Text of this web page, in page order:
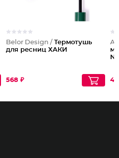
Belor Design / Термотушь
для ресниц ХАКИ
568 ₽